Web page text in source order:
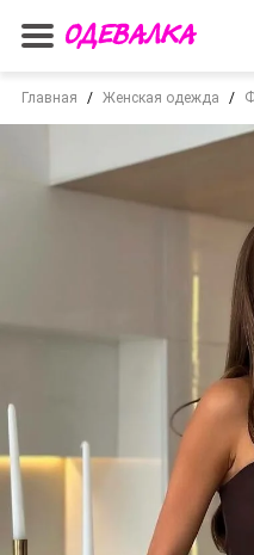
Главная Женская одежда